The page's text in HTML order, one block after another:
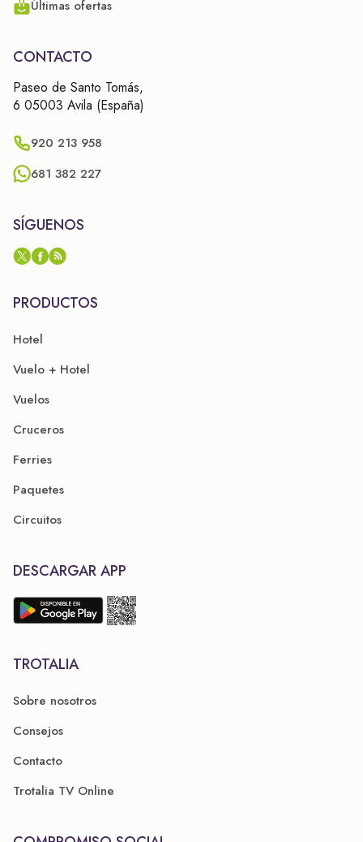
Últimas ofertas
CONTACTO
Paseo de Santo Tomás,
6 05003 Avila (España)
920 213 958
681 382 227
SÍGUENOS
PRODUCTOS
Hotel
Vuelo + Hotel
Vuelos
Cruceros
Ferries
Paquetes
Circuitos
DESCARGAR APP
TROTALIA
Sobre nosotros
Consejos
Contacto
Trotalia TV Online